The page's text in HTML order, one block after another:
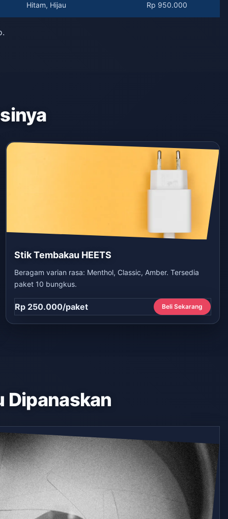
Hitam, Hijau Rp 950.000
Stik Tembakau HEETS
Beragam varian rasa: Menthol, Classic, Amber. Tersedia
paket 10 bungkus.
Rp 250.000/paket Beli Sekarang
Dipanaskan